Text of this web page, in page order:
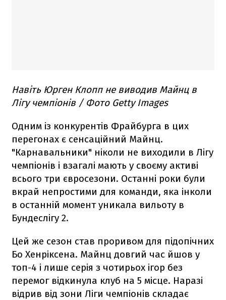
Навіть Юрген Клопп не виводив Майнц в
Лігу чемпіонів / Фото Getty Images
Одним із конкурентів Фрайбурга в цих
перегонах є сенсаційний Майнц.
"Карнавальники" ніколи не виходили в Лігу
чемпіонів і взагалі мають у своєму активі
всього три євросезони. Останні роки були
вкрай непростими для команди, яка інколи
в останній момент уникала вильоту в
Бундеслігу 2.
Цей же сезон став проривом для підопічних
Бо Хенріксена. Майнц довгий час йшов у
топ-4 і лише серія з чотирьох ігор без
перемог відкинула клуб на 5 місце. Наразі
відрив від зони Ліги чемпіонів складає